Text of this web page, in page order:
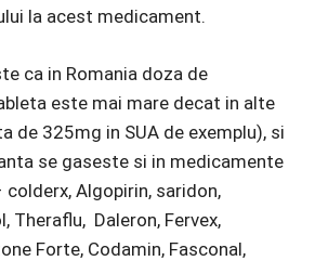
la acest medicament.
ca in Romania doza de
este mai mare decat in alte
de 325mg in SUA de exemplu), si
se gaseste si in medicamente
Algopirin, saridon,
Theraflu, Daleron, Fervex,
Forte, Codamin, Fasconal,